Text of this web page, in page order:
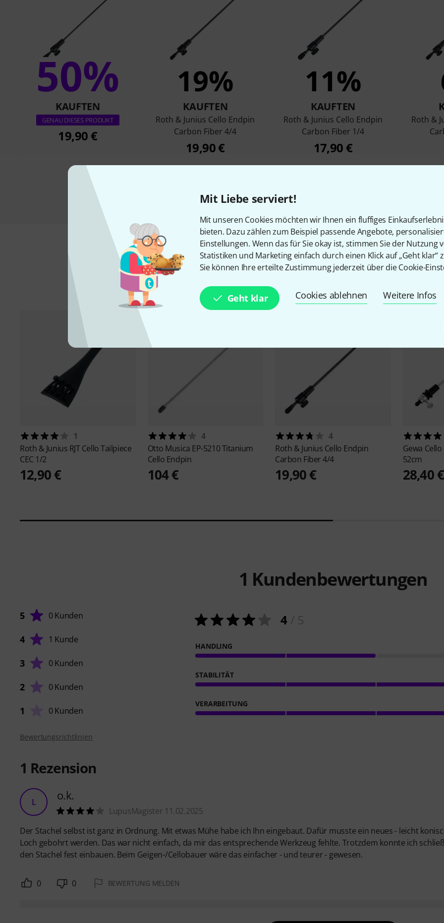
Mit Liebe serviert!
Mit unseren Cookies möchten wir Ihnen ein fluffiges
bieten. Dazu zählen zum Beispiel passende Angebote,
Einstellungen. Wenn das für Sie okay ist, stimmen Sie der Nutzung
Statistiken und Marketing einfach durch einen Klick auf „Geht klar“
Sie können Ihre erteilte Zustimmung jederzeit über die Cookie-
Geht klar Cookies ablehnen Weitere Infos
50%
KAUFTEN
GENAU DIESES PRODUKT
19,90 €
19%
KAUFTEN
Roth & Junius Cello Endpin
Carbon Fiber 4/4
19,90 €
11%
KAUFTEN
Roth & Junius Cello Endpin
Carbon Fiber 1/4
17,90 €
Roth &
Zubehör & passende
1
Roth & Junius RJT Cello Tailpiece
CEC 1/2
12,90 €
4
Otto Musica EP-5210 Titanium
Cello Endpin
104 €
4
Roth & Junius Cello Endpin
Carbon Fiber 4/4
19,90 €
Gewa
52cm
28,40 €
1 Kundenbewertungen
5 0 Kunden
4 1 Kunde
3 0 Kunden
2 0 Kunden
1 0 Kunden
4/ 5
HANDLING
STABILITÄT
VERARBEITUNG
Bewertungsrichtlinien
1 Rezension
L o.k.
LupusMagister 11.02.2025
Der Stachel selbst ist ganz in Ordnung. Mit etwas Mühe habe ich Ihn eingebaut. Dafür musste ein neues - leicht
Loch gebohrt werden. Das war nicht einfach, da mir das entsprechende Werkzeug fehlte. Trotzdem konnte ich
den Stachel fest einbauen. Beim Geigen-/Cellobauer wäre das einfacher - und teurer - gewesen.
0 0 BEWERTUNG MELDEN